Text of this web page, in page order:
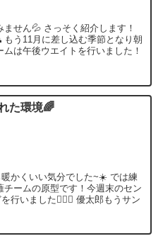
せん💦 さっそく紹介します！
う11月に差し込む季節となり朝
は午後ウエイトを行いました！
た環境🌈
かくいい気分でした~☀️ では練
ームの原型です！今週末のセン
行いました🏊🏼‍♀️ 優太郎もうサン